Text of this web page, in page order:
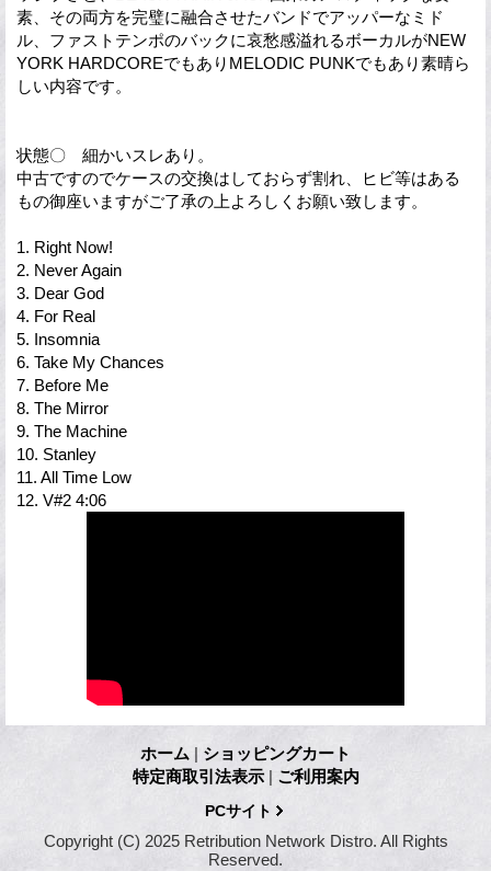
素、その両方を完璧に融合させたバンドでアッパーなミド
ル、ファストテンポのバックに哀愁感溢れるボーカルがNEW
YORK HARDCOREでもありMELODIC PUNKでもあり素晴ら
しい内容です。
状態〇 細かいスレあり。
中古ですのでケースの交換はしておらず割れ、ヒビ等はある
もの御座いますがご了承の上よろしくお願い致します。
1. Right Now!
2. Never Again
3. Dear God
4. For Real
5. Insomnia
6. Take My Chances
7. Before Me
8. The Mirror
9. The Machine
10. Stanley
11. All Time Low
12. V#2 4:06
ホーム | ショッピングカート
特定商取引法表示 | ご利用案内
PCサイト
Copyright (C) 2025 Retribution Network Distro. All Rights
Reserved.